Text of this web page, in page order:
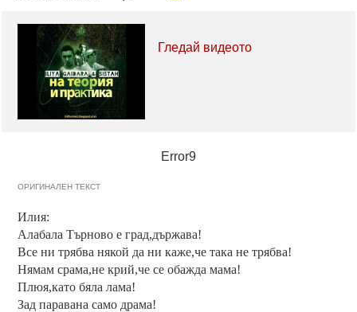
Гледай видеото
Error9
ОРИГИНАЛЕН ТЕКСТ
Илия:
Алабала Търново е град,държава!
Все ни трябва някой да ни каже,че така не трябва!
Нямам срама,не крий,че се обажда мама!
Плюя,като бяла лама!
Зад паравана само драма!